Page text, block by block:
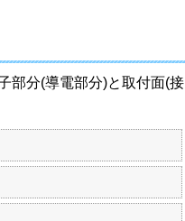
分(導電部分)と取付面(接